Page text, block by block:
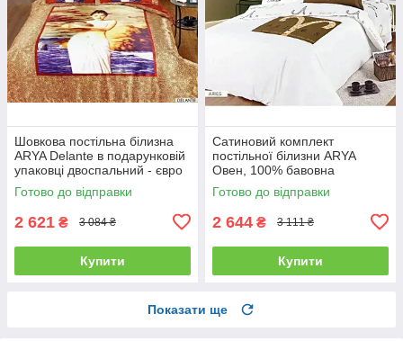
Шовкова постільна білизна
ARYA Delante в подарунковій
упаковці двоспальний - євро
Готово до відправки
2 621 ₴ 3 084 ₴
Купити
Сатиновий комплект
постільної білизни ARYA
Овен, 100% бавовна
полуторний
Готово до відправки
2 644 ₴ 3 111 ₴
Купити
Показати ще